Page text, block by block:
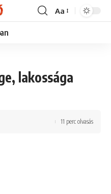
Font
Aa
lakossága
11 perc olvasás